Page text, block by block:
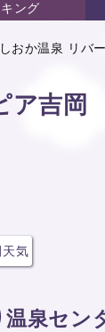
ング
おか温泉 リバ
ア吉岡
天気
泉セン